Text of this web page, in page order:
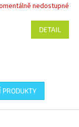
nedostupné
DETAIL